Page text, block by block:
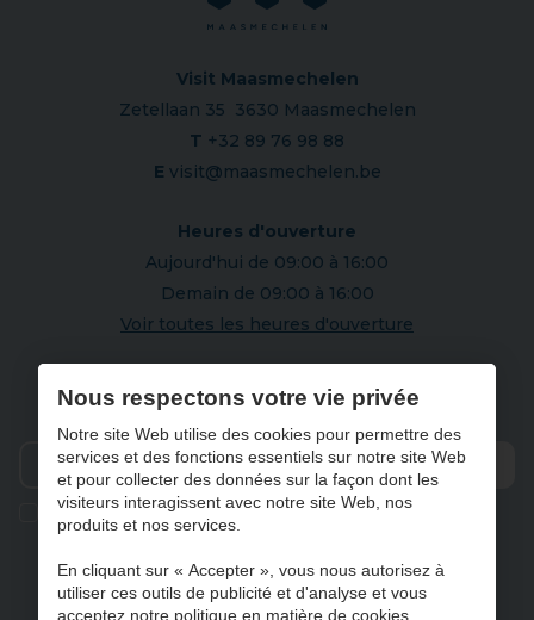
Visit Maasmechelen
Zetellaan 35 3630 Maasmechelen
T +32 89 76 98 88
E visit@maasmechelen.be
Heures d'ouverture
Aujourd'hui de 09:00 à 16:00
Demain de 09:00 à 16:00
Voir toutes les heures d'ouverture
S'abonner à notre newsletter
Ik geef de toestemming om mijn gegevens te bewaren en
verwerken zoals aangegeven in onze
Nous respectons votre vie privée
Notre site Web utilise des cookies pour permettre des
services et des fonctions essentiels sur notre site Web
et pour collecter des données sur la façon dont les
visiteurs interagissent avec notre site Web, nos
produits et nos services.
En cliquant sur « Accepter », vous nous autorisez à
utiliser ces outils de publicité et d'analyse et vous
acceptez notre politique en matière de cookies.